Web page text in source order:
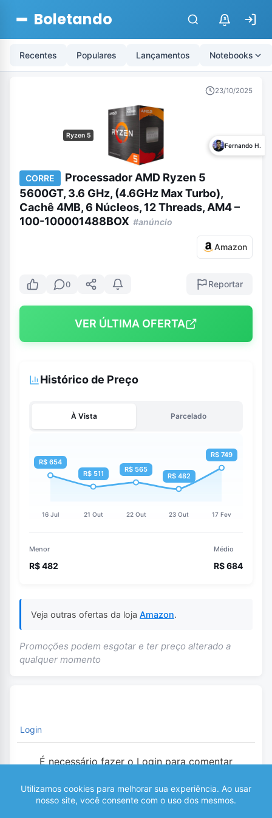
Boletando $
Recentes Populares Lançamentos Notebooks
23/10/2025
Ryzen 5
Fernando H.
CORRE
Processador AMD Ryzen 5
5600GT, 3.6 GHz, (4.6GHz Max Turbo),
Cachê 4MB, 6 Núcleos, 12 Threads, AM4 –
100-100001488BOX #anúncio
Amazon
0 Reportar
VER ÚLTIMA OFERTA
Histórico de Preço
À Vista Parcelado
Menor
R$ 482
Médio
R$ 684
Veja outras ofertas da loja Amazon.
Promoções podem esgotar e ter preço alterado a
qualquer momento
Login
É necessário fazer o Login para comentar
0 COMENTÁRIOS